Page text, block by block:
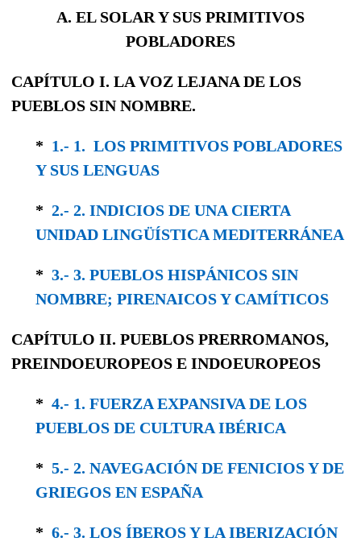
A. EL SOLAR Y SUS PRIMITIVOS
POBLADORES
CAPÍTULO I. LA VOZ LEJANA DE LOS
PUEBLOS SIN NOMBRE.
* 1.- 1. LOS PRIMITIVOS POBLADORES
Y SUS LENGUAS
* 2.- 2. INDICIOS DE UNA CIERTA
UNIDAD LINGÜÍSTICA MEDITERRÁNEA
* 3.- 3. PUEBLOS HISPÁNICOS SIN
NOMBRE; PIRENAICOS Y CAMÍTICOS
CAPÍTULO II. PUEBLOS PRERROMANOS,
PREINDOEUROPEOS E INDOEUROPEOS
* 4.- 1. FUERZA EXPANSIVA DE LOS
PUEBLOS DE CULTURA IBÉRICA
* 5.- 2. NAVEGACIÓN DE FENICIOS Y DE
GRIEGOS EN ESPAÑA
* 6.- 3. LOS ÍBEROS Y LA IBERIZACIÓN